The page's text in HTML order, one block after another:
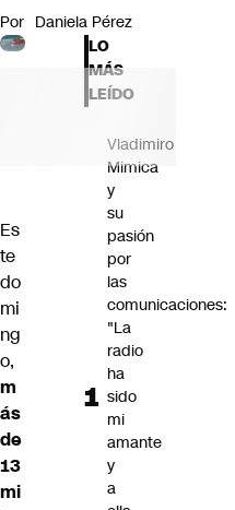
Por Daniela Pérez
Es
te
do
mi
ng
o,
m
ás
de
13
mi
LO
MÁS
LEÍDO
Vladimiro
Mimica
y
su
pasión
por
las
comunicaciones:
"La
radio
ha
sido
mi
amante
y
a